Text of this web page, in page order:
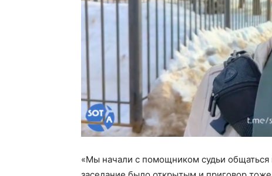
«Мы начали c помощником судьи общаться